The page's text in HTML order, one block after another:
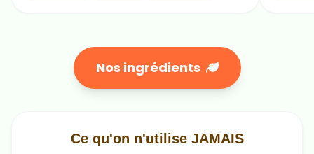
Nos ingrédients
Ce qu'on n'utilise JAMAIS